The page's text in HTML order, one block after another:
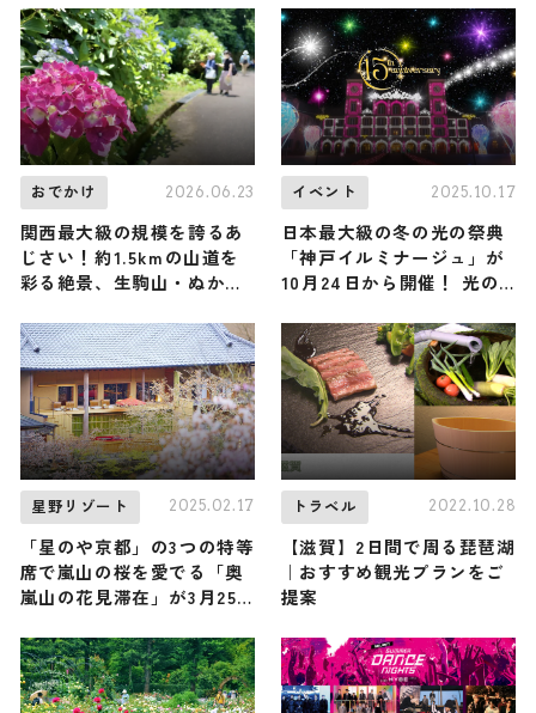
都を堪能する贅沢な旅
紹介
おでかけ 2026.06.23
関西最大級の規模を誇るあ
じさい！約1.5kmの山道を
彩る絶景、生駒山・ぬかた
ろ / 大阪府
イベント 2025.10.17
日本最大級の冬の光の祭典
「神戸イルミナージュ」が
10月24日から開催！ 光の
りなす世界に心奪われる
星野リゾート 2025.02.17
「星のや京都」の3つの特等
席で嵐山の桜を愛でる「奥
嵐山の花見滞在」が3月25
トラベル 2022.10.28
【滋賀】2日間で周る琵琶湖
｜おすすめ観光プランをご
提案